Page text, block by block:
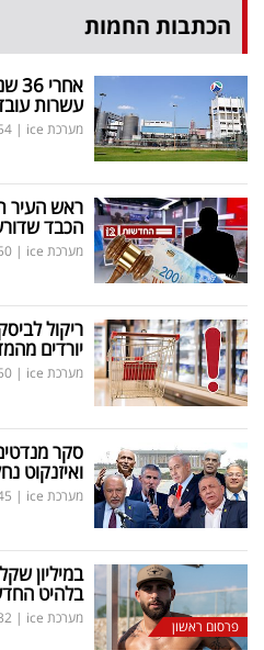
הכתבות החמות
עשרות
מערכת ice |
הכבד
מערכת ice |
ריקול
יורדים
מערכת ice |
סקר
ואיזנקוט
מערכת ice |
פרסום ראשון
במיליון
בלהיט
מערכת ice |